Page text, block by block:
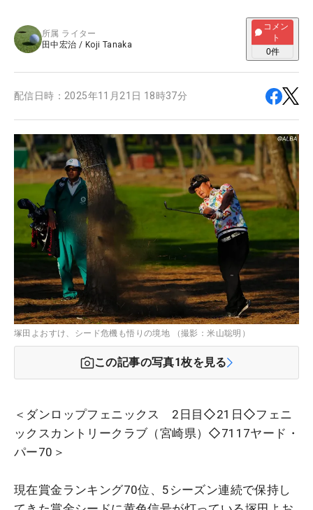
所属 ライター
田中宏治 / Koji Tanaka
コメン
ト
0件
配信日時： 2025年11月21日 18時37分
塚田よおすけ、シード危機も悟りの境地 （撮影：米山聡明）
この記事の写真1枚を見る
＜ダンロップフェニックス 2日目◇21日◇フェニ
ックスカントリークラブ（宮崎県）◇7117ヤード・
パー70＞
現在賞金ランキング70位、5シーズン連続で保持し